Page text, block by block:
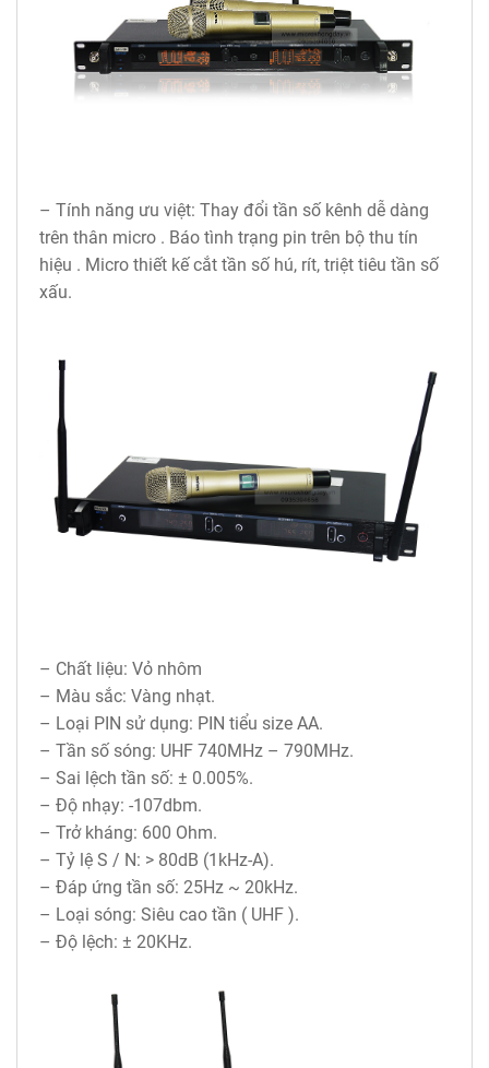
– Tính năng ưu việt: Thay đổi tần số kênh dễ dàng
trên thân micro . Báo tình trạng pin trên bộ thu tín
hiệu . Micro thiết kế cắt tần số hú, rít, triệt tiêu tần số
xấu.
– Chất liệu: Vỏ nhôm
– Màu sắc: Vàng nhạt.
– Loại PIN sử dụng: PIN tiểu size AA.
– Tần số sóng: UHF 740MHz – 790MHz.
– Sai lệch tần số: ± 0.005%.
– Độ nhạy: -107dbm.
– Trở kháng: 600 Ohm.
– Tỷ lệ S / N: > 80dB (1kHz-A).
– Đáp ứng tần số: 25Hz ~ 20kHz.
– Loại sóng: Siêu cao tần ( UHF ).
– Độ lệch: ± 20KHz.